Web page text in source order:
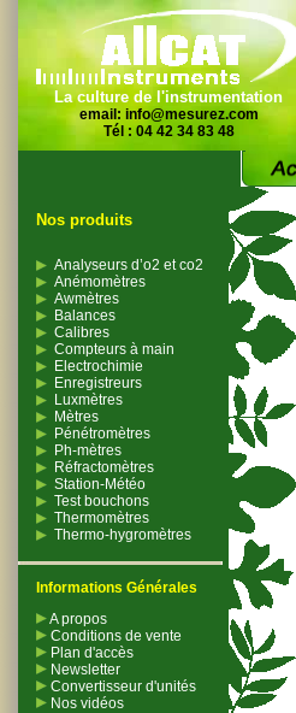
La culture de l'instrumentation
email: info@mesurez.com
Tél : 04 42 34 83 48
Nos produits
Analyseurs d’o2 et co2
Anémomètres
Awmètres
Balances
Calibres
Compteurs à main
Electrochimie
Enregistreurs
Luxmètres
Mètres
Pénétromètres
Ph-mètres
Réfractomètres
Station-Météo
Test bouchons
Thermomètres
Thermo-hygromètres
Informations Générales
A propos
Conditions de vente
Plan d'accès
Newsletter
Convertisseur d'unités
Nos vidéos